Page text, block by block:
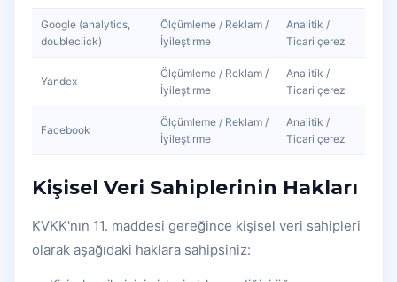
Google (analytics,
doubleclick)
Ölçümleme / Reklam /
İyileştirme
Analitik /
Ticari çerez
Yandex
Ölçümleme / Reklam /
İyileştirme
Analitik /
Ticari çerez
Facebook
Ölçümleme / Reklam /
İyileştirme
Analitik /
Ticari çerez
Kişisel Veri Sahiplerinin Hakları
KVKK'nın 11. maddesi gereğince kişisel veri sahipleri
olarak aşağıdaki haklara sahipsiniz: